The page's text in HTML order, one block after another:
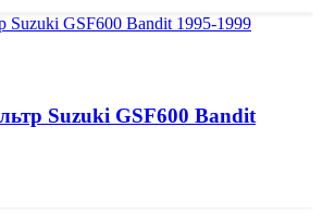
Suzuki GSF600 Bandit